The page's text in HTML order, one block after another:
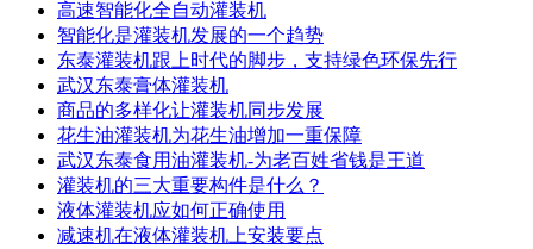
高速智能化全自动灌装机
智能化是灌装机发展的一个趋势
东泰灌装机跟上时代的脚步，支持绿色环保先行
武汉东泰膏体灌装机
商品的多样化让灌装机同步发展
花生油灌装机为花生油增加一重保障
武汉东泰食用油灌装机-为老百姓省钱是王道
灌装机的三大重要构件是什么？
液体灌装机应如何正确使用
减速机在液体灌装机上安装要点